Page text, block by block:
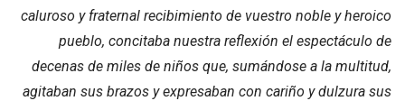
caluroso y fraternal recibimiento de vuestro noble y heroico
pueblo, concitaba nuestra reflexión el espectáculo de
decenas de miles de niños que, sumándose a la multitud,
agitaban sus brazos y expresaban con cariño y dulzura sus